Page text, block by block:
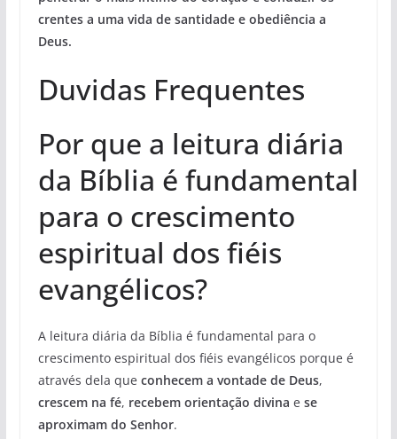
crentes a uma vida de santidade e obediência a
Deus.
Duvidas Frequentes
Por que a leitura diária
da Bíblia é fundamental
para o crescimento
espiritual dos fiéis
evangélicos?
A leitura diária da Bíblia é fundamental para o
crescimento espiritual dos fiéis evangélicos porque é
através dela que conhecem a vontade de Deus,
crescem na fé, recebem orientação divina e se
aproximam do Senhor.